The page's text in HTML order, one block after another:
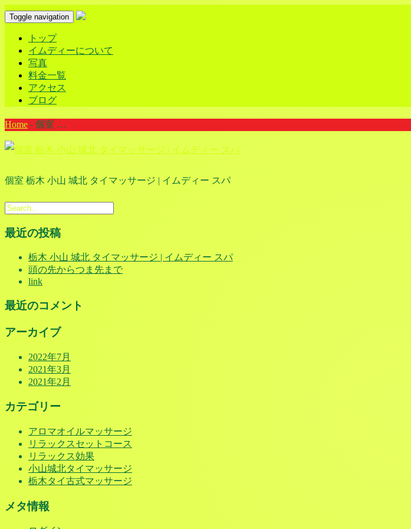
Toggle navigation
トップ
イムディーについて
写真
料金一覧
アクセス
ブログ
Home - 個室 …
個室 栃木 小山 城北 タイマッサージ | イムディー スパ
最近の投稿
栃木 小山 城北 タイマッサージ | イムディー スパ
頭の先からつま先まで
link
最近のコメント
アーカイブ
2022年7月
2021年3月
2021年2月
カテゴリー
アロマオイルマッサージ
リラックスセットコース
リラックス効果
小山城北タイマッサージ
栃木タイ古式マッサージ
メタ情報